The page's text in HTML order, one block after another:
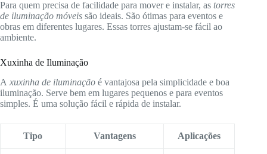
Para quem precisa de facilidade para mover e instalar, as torres
de iluminação móveis são ideais. São ótimas para eventos e
obras em diferentes lugares. Essas torres ajustam-se fácil ao
ambiente.
Xuxinha de Iluminação
A xuxinha de iluminação é vantajosa pela simplicidade e boa
iluminação. Serve bem em lugares pequenos e para eventos
simples. É uma solução fácil e rápida de instalar.
Tipo Vantagens Aplicações